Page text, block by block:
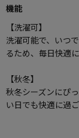
機能
【洗濯可】
洗濯可能で、いつ
るため、毎日快適
【秋冬】
秋冬シーズンにぴ
い日でも快適に過ご